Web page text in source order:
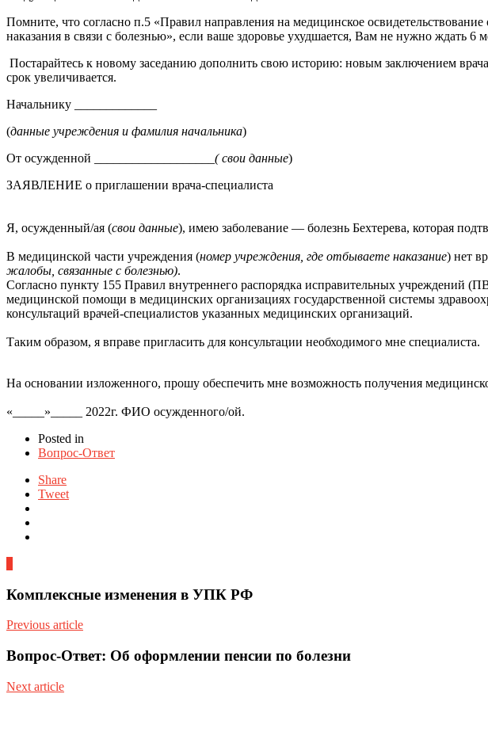
Помните, что согласно п.5 «Правил направления на медицинское
наказания в связи с болезнью», если ваше здоровье ухудшается, Вам не нужно ждать 6
Постарайтесь к новому заседанию дополнить свою историю: новым заключением
срок увеличивается.
Начальнику _____________
(данные учреждения и фамилия начальника)
От осужденной ___________________ ( свои данные)
ЗАЯВЛЕНИЕ о приглашении врача-специалиста
Я, осужденный/ая (свои данные), имею заболевание — болезнь Бехтерева, которая
В медицинской части учреждения (номер учреждения, где отбываете наказание) нет
жалобы, связанные с болезнью).
Согласно пункту 155 Правил внутреннего распорядка исправительных
медицинской помощи в медицинских организациях государственной системы
консультаций врачей-специалистов указанных медицинских организаций.
Таким образом, я вправе пригласить для консультации необходимого мне специалиста.
На основании изложенного, прошу обеспечить мне возможность получения
«_____»_____ 2022г. ФИО осужденного/ой.
Posted in
Вопрос-Ответ
Share
Tweet
Комплексные изменения в УПК РФ
Previous article
Вопрос-Ответ: Об оформлении пенсии по болезни
Next article